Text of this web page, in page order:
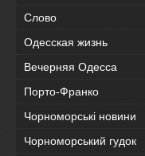
Слово
Одесская жизнь
Вечерняя Одесса
Порто-Франко
Чорноморські новини
Чорноморський гудок